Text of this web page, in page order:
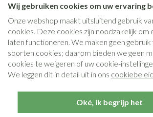
Wij gebruiken cookies om uw ervaring
Onze webshop maakt uitsluitend gebruik
cookies. Deze cookies zijn noodzakelijk om
laten functioneren. We maken geen gebruik
soorten cookies; daarom bieden we geen
cookies te weigeren of uw cookie-
We leggen dit in detail uit in ons cookiebeleid
Oké, ik begrijp het
Juridische links